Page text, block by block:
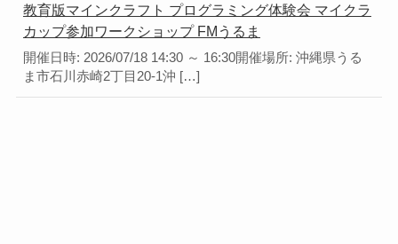
教育版マインクラフト プログラミング体験会 マイクラ
カップ参加ワークショップ FMうるま
開催日時: 2026/07/18 14:30 ～ 16:30開催場所: 沖縄県うる
ま市石川赤崎2丁目20-1沖 […]